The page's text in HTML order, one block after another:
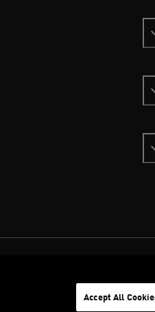
Accept All